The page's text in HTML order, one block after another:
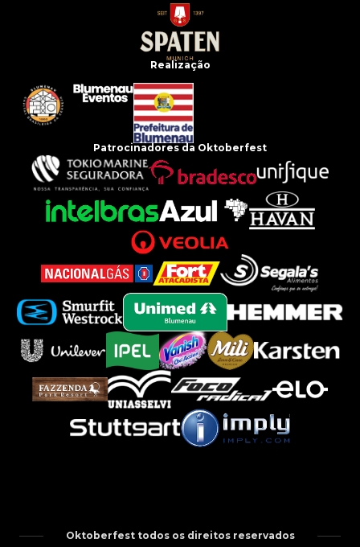
Realização
Patrocinadores da Oktoberfest
Oktoberfest todos os direitos reservados